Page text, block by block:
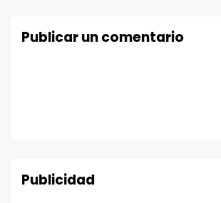
Publicar un comentario
Publicidad